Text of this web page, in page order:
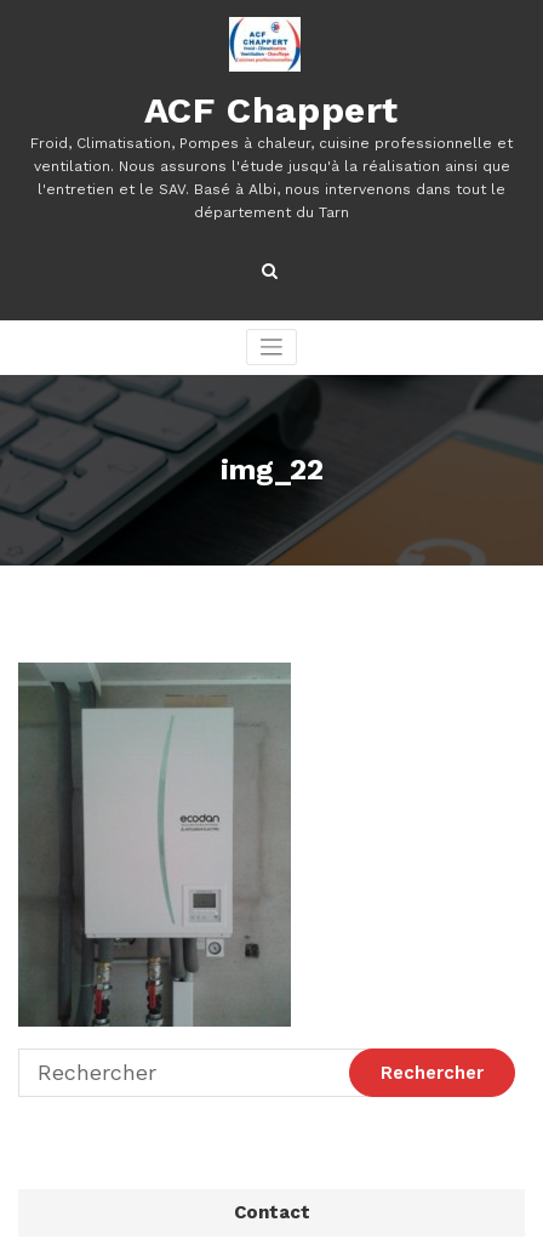
ACF Chappert
Froid, Climatisation, Pompes à chaleur, cuisine professionnelle et
ventilation. Nous assurons l'étude jusqu'à la réalisation ainsi que
l'entretien et le SAV. Basé à Albi, nous intervenons dans tout le
département du Tarn
img_22
Contact